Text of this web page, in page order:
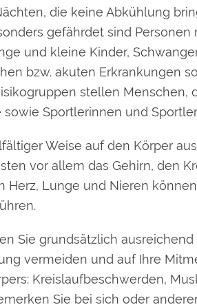
die keine Abkühlung
gefährdet sind
und kleine Kinder,
bzw. akuten Erkrankungen
stellen Menschen,
Sportlerinnen und
Weise auf den Körper
vor allem das Gehirn, den
Herz, Lunge und Nieren
Sie grundsätzlich
vermeiden und auf Ihre
Kreislaufbeschwerden,
Sie bei sich oder